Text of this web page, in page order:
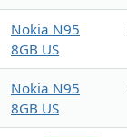
Nokia N95
8GB US
Nokia N95
8GB US